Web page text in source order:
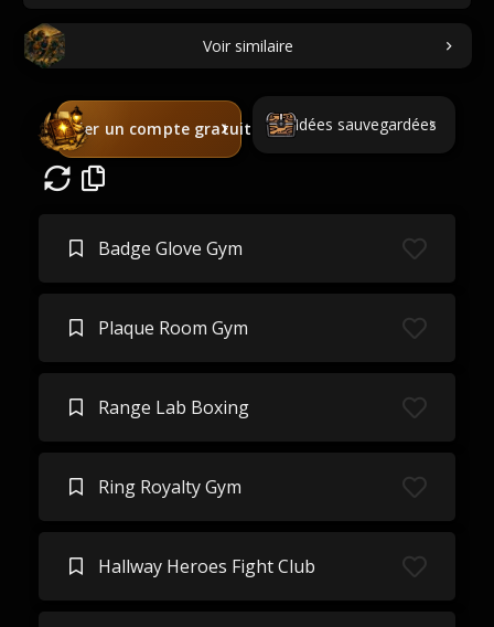
Voir similaire
Créer un compte gratuit Idées sauvegardées
Badge Glove Gym
Plaque Room Gym
Range Lab Boxing
Ring Royalty Gym
Hallway Heroes Fight Club